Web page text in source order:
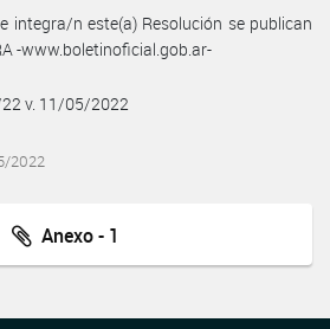
integra/n este(a) Resolución se publican
-www.boletinoficial.gob.ar-
v. 11/05/2022
2022
Anexo - 1